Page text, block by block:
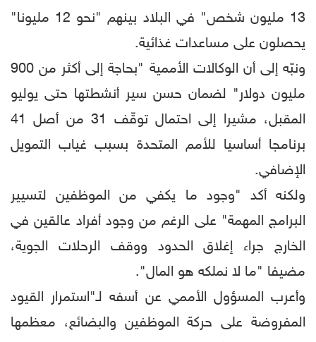
13 مليون شخص" في البلاد بينهم "نحو 12 مليونا"
يحصلون على مساعدات غذائية.
ونبّه إلى أن الوكالات الأممية "بحاجة إلى أكثر من 900
مليون دولار" لضمان حسن سير أنشطتها حتى يوليو
المقبل، مشيرا إلى احتمال توقّف 31 من أصل 41
برنامجا أساسيا للأمم المتحدة بسبب غياب التمويل
الإضافي.
ولكنه أكد "وجود ما يكفي من الموظفين لتسيير
البرامج المهمة" على الرغم من وجود أفراد عالقين في
الخارج جراء إغلاق الحدود ووقف الرحلات الجوية،
مضيفا "ما لا نملكه هو المال".
وأعرب المسؤول الأممي عن أسفه لـ"استمرار القيود
المفروضة على حركة الموظفين والبضائع، معظمها